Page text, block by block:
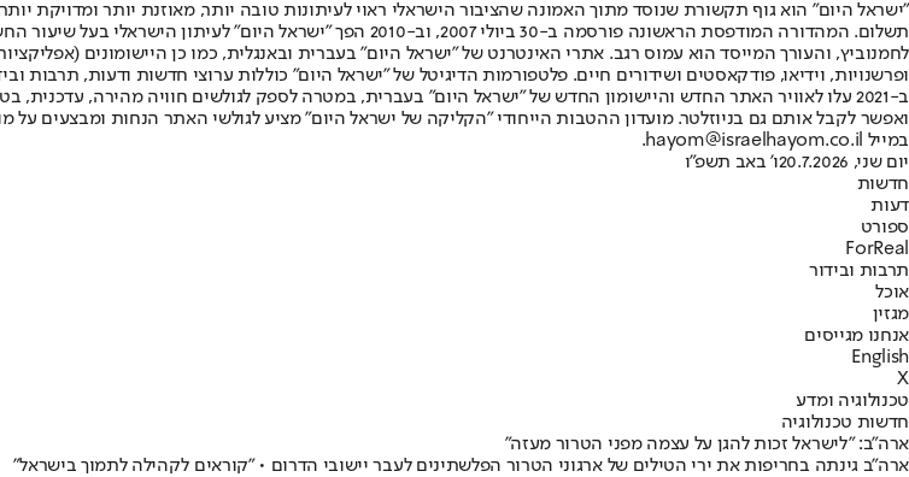
"ישראל היום" הוא גוף תקשורת שנוסד מתוך האמונה שהציבור הישראלי ראוי לעיתונות טובה יותר, מאוזנת יותר ומדויקת
תשלום. המהדורה המודפסת הראשונה פורסמה ב-30 ביולי 2007, וב-2010
ופרשנויות, וידיאו, פודקאסטים ושידורים חיים. פלטפורמות הדיגיטל של "ישראל היום" כוללות ערוצי חדשות ודעות, תרבות
ב-2021 עלו לאוויר האתר החדש והיישומון החדש של "ישראל היום" בעברית, במטרה לספק לגולשים חוויה מהירה,
ואפשר לקבל אותם גם בניוזלטר. מועדון ההטבות הייחודי "הקליקה של ישראל היום" מציע לגולשי האתר הנחות ומבצעים על
במייל hayom@israelhayom.co.il.
יום שני, 20.7.2026
ו' באב תשפ"ו
חדשות
דעות
ספורט
ForReal
תרבות ובידור
אוכל
מגזין
אנחנו מגייסים
English
X
טכנולוגיה ומדע
חדשות טכנולוגיה
ארה"ב: "לישראל זכות להגן על עצמה מפני הטרור מעזה"
ארה"ב גינתה בחריפות את ירי הטילים של ארגוני הטרור הפלשתינים לעבר יישובי הדרום • "קוראים לקהילה לתמוך בישראל"